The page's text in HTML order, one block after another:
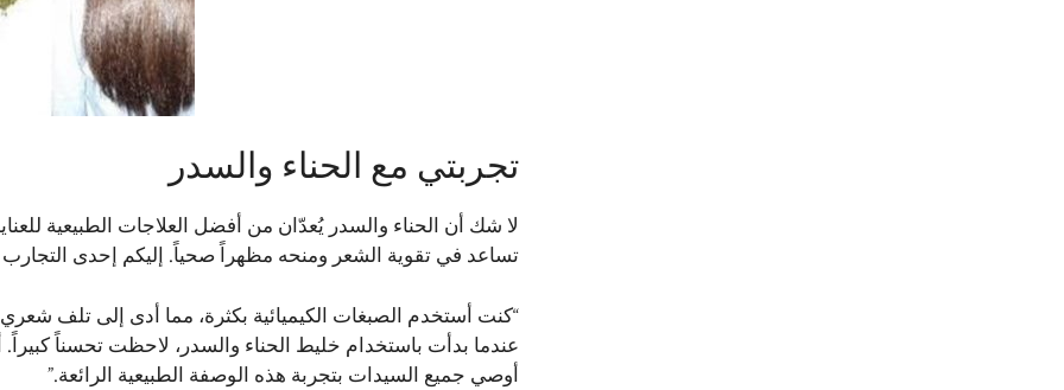
تجربتي مع الحناء والسدر
لا شك أن الحناء والسدر يُعدّان من أفضل العلاجات الطبيعية
تساعد في تقوية الشعر ومنحه مظهراً صحياً. إليكم إحدى
“كنت أستخدم الصبغات الكيميائية بكثرة، مما أدى إلى تلف
عندما بدأت باستخدام خليط الحناء والسدر، لاحظت تحسناً
أوصي جميع السيدات بتجربة هذه الوصفة الطبيعية الرائعة.”